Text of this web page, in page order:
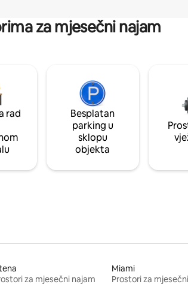
za mjesečni najam
rad
Besplatan
parking u
sklopu
objekta
za mjesečni najam
Miami
Prostori za